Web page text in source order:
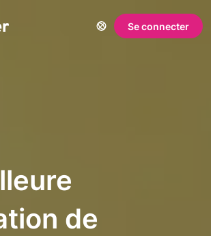
Se connecter
de